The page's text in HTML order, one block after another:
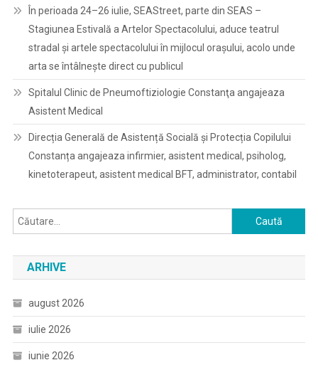
În perioada 24–26 iulie, SEAStreet, parte din SEAS –
Stagiunea Estivală a Artelor Spectacolului, aduce teatrul
stradal și artele spectacolului în mijlocul orașului, acolo unde
arta se întâlnește direct cu publicul
Spitalul Clinic de Pneumoftiziologie Constanţa angajeaza
Asistent Medical
Direcția Generală de Asistență Socială și Protecția Copilului
Constanța angajeaza infirmier, asistent medical, psiholog,
kinetoterapeut, asistent medical BFT, administrator, contabil
Caută
după:
ARHIVE
august 2026
iulie 2026
iunie 2026